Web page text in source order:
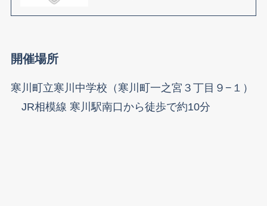
開催場所
寒川町立寒川中学校（寒川町一之宮３丁目９−１）
JR相模線 寒川駅南口から徒歩で約10分